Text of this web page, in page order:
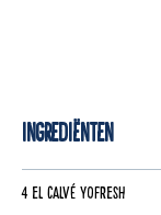
Ingrediënten
4 el Calvé Yofresh